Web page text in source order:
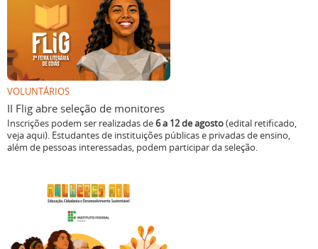
VOLUNTÁRIOS
II Flig abre seleção de monitores
Inscrições podem ser realizadas de6 a 12 de agosto
veja aqui). Estudantes de instituições públicas e privadas de ensino,
além de pessoas interessadas, podem participar da seleção.